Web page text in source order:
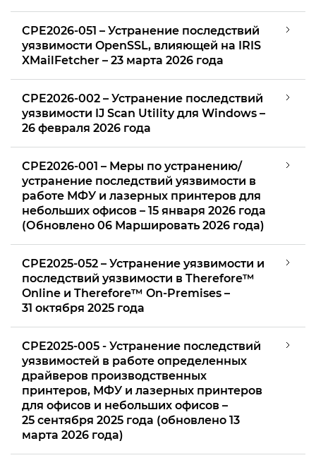
CPE2026-051 – Устранение последствий
уязвимости OpenSSL, влияющей на IRIS
XMailFetcher – 23 марта 2026 года
CPE2026-002 – Устранение последствий
уязвимости IJ Scan Utility для Windows –
26 февраля 2026 года
CPE2026-001 – Меры по устранению/
устранение последствий уязвимости в
работе МФУ и лазерных принтеров для
небольших офисов – 15 января 2026 года
(Обновлено 06 Маршировать 2026 года)
CPE2025-052 – Устранение уязвимости и
последствий уязвимости в Therefore™
Online и Therefore™ On-Premises –
31 октября 2025 года
CPE2025-005 - Устранение последствий
уязвимостей в работе определенных
драйверов производственных
принтеров, МФУ и лазерных принтеров
для офисов и небольших офисов –
25 сентября 2025 года (обновлено 13
марта 2026 года)